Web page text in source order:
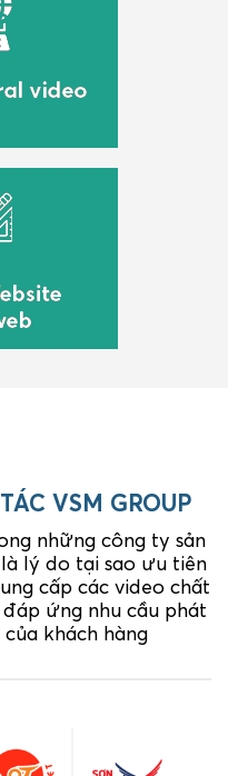
VSM GROUP
những công ty sản
lý do tại sao ưu tiên
cấp các video chất
ứng nhu cầu phát
khách hàng